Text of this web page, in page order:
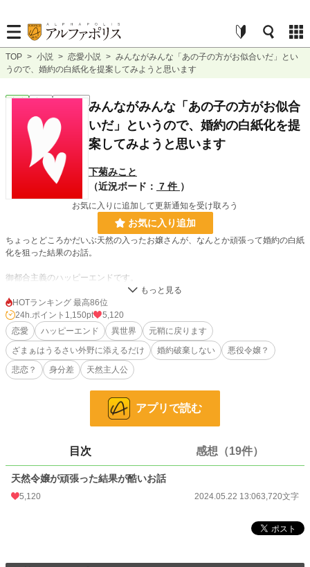
TOP > 小説 > 恋愛小説 > みんながみんな「あの子の方がお似合いだ」とい
うので、婚約の白紙化を提案してみようと思います
恋愛 完結 ｼｮｰﾄｼｮｰﾄ
みんながみんな「あの子の方がお似合
いだ」というので、婚約の白紙化を提
案してみようと思います
下菊みこと
（近況ボード： 7 件 ）
お気に入りに追加して更新通知を受け取ろう
お気に入り追加
ちょっとどころかだいぶ天然の入ったお嬢さんが、なんとか頑張って婚約の白紙
化を狙った結果のお話。
御都合主義のハッピーエンドです。
元鞘に戻ります。
ざまぁはうるさい外野に添えるだけ。
小説家になろう様でも投稿しています。
小説 1,170 位 / 229,045 件
680 位 / 66,406 件
1,150 pt
文字数 3,720
更新日時
HOTランキング 最高86位
24h.ポイント 1,150pt
5,120
恋愛
ハッピーエンド 異世界
元鞘に戻ります
ざまぁはうるさい外野に添えるだけ
婚約破棄しない
悪役令嬢？
悲恋？
身分差 天然主人公
アプリで読む
目次 感想（19件）
天然令嬢が頑張った結果が酷いお話
5,120 2024.05.22 13:063,720文字